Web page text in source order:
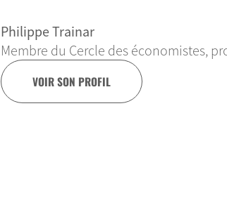
Philippe Trainar
Membre du Cercle des économistes,
VOIR SON PROFIL